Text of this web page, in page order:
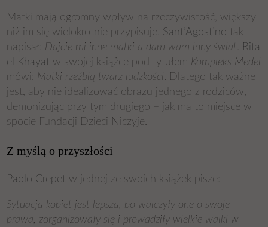
Matki mają ogromny wpływ na rzeczywistość, większy
niż im się wielokrotnie przypisuje. Sant’Agostino tak
napisał: Dajcie mi inne matki a dam wam inny świat . Rita
el Khayat w swojej książce pod tytułem Kompleks Medei
mówi: Matki rzeźbią twarz ludzkości. Dlatego tak ważne
jest, aby nie idealizować obrazu jednego z rodziców,
demonizując przy tym drugiego – jak ma to miejsce w
spocie Fundacji Dzieci Niczyje.
Z myślą o przyszłości
Paolo Crepet w jednej ze swoich książek pisze:
Sytuacja kobiet jest lepsza, bo walczyły one o swoje
prawa, zorganizowały się i prowadziły wielkie walki w